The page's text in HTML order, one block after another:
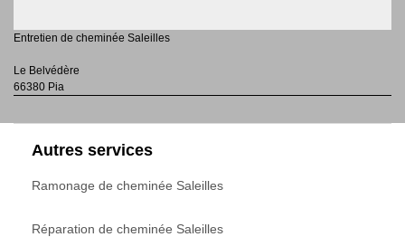
Entretien de cheminée Saleilles
Le Belvédère
66380 Pia
Autres services
Ramonage de cheminée Saleilles
Réparation de cheminée Saleilles